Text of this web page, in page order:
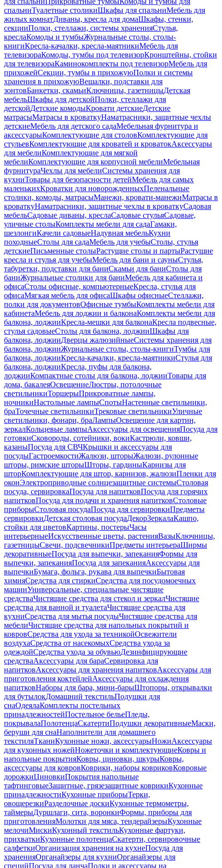
спальниТуалетные столикиШкафы для спальниМебель для
жилых комнатДиваны, кресла для домаШкафы, стенки,
секцииПолки, стеллажи, системы храненияСтулья,
креслаКомоды и тумбыЖурнальные столы, столы-
книгиКресла-качалки, кресла-маятникиМебель для
телевизораКомоды, тумбы под телевизорКронштейны, стойки
для телевизораКаминокомплекты под телевизорМебель для
прихожейСекции, тумбы в прихожуюПолки и системы
хранения в прихожуюВешалки, подставки для
зонтовБанкетки, скамьиКлючницы, газетницыДетская
мебельШкафы для детскойПолки, стеллажи для
детскойДетские комодыКровати детскиеДетские
матрасыМатрасы в кроваткуНаматрасники, защитные чехлы
детскиеМебель для детского садаМебельная фурнитура и
аксессуарыКомплектующие для столовКомплектующие для
стульевКомплектующие для кроватей и кроватокАксессуары
для мебелиКомплектующие для мягкой
мебелиКомплектующие для корпусной мебелиМебельная
фурнитураЧехлы для мебелиСистемы хранения для
кухниТовары для безопасности детейМебель для самых
маленькихКроватки для новорожденныхПеленальные
столики, комоды, матрасыМанежи, кровати-манежиМатрасы в
кроваткуНаматрасники, защитные чехлы в кроваткуСадовая
мебельСадовые диваны, креслаСадовые стульяСадовые,
уличные столыКомплекты мебели для садаГамаки,
шезлонгиКачели садовыеНадувная мебельКухни
походныеСтолы для садаМебель для учебыСтолы, стулья
детскиеПисьменные столыРастущие столы и партыРастущие
кресла и стулья для учебыМебель для бани и сауныСтулья,
табуретки, подставки для баниСкамьи для баниСтолы для
баниЖурнальные столики для баниМебель для кабинета и
офисаСтолы офисные, компьютерныеКресла, стулья для
офисаМягкая мебель для офисаШкафы офисныеСтеллажи,
полки для документовОфисные тумбыКомплекты мебели для
кабинетаМебель для лоджии и балконаКомплекты мебели для
балкона, лоджииКресла-мешки для балконаКресла подвесные,
стулья садовыеСтолы для балкона, лоджииШкафы для
балкона, лоджииДверцы жалюзийныеСистемы хранения для
балкона, лоджииЖурнальные столы, столы-книгиТумбы для
балкона, лоджииКресла-качалки, кресла-маятникиСтулья для
балкона, лоджииКресла, пуфы для балкона,
лоджииКомпактные столы для балкона, лоджииТовары для
дома, бакалеяОсвещениеЛюстры, потолочные
светильникиТоршерыПрикроватные лампы,
ночникиНастольные лампыСпотыНастенные светильники,
браТочечные светильникиТрековые светильникиУличные
светильники, фонари, браЛампыОсвещение для картин,
зеркалКольцевые лампыАксессуары для освещенияПосуда для
готовкиСковороды, сотейники, вокиКастрюли, ковши,
казаныПосуда для СВЧКрышки и аксессуары для
посудыГастроемкостиЖалюзи, шторыЖалюзи, рулонные
шторы, римские шторыШторы, гардиныКарнизы для
шторКомплектующие для штор, карнизов, жалюзиПленки для
оконЭлектроприводные солнцезащитные системыСтоловая
посуда, сервировкаПосуда для напитковПосуда для горячих
напитковПосуда для подачи и хранения напитковСтоловые
приборыСтоловая посудаПосуда для сервировкиПредметы
сервировкиДетская столовая посудаДекорЗеркалаКашпо,
стойки для цветовКартины, постерыЧасы
интерьерныеИскусственные цветы, растенияВазыКлючницы,
газетницыСвечи, подсвечникиПредметы интерьераШирмы
декоративныеПосуда для выпечки, запеканияФормы для
выпечки, запеканияПосуда для запеканияАксессуары для
выпечкиБумага, фольга, рукава для выпечкиБытовая
химияСредства для стиркиСредства для посудомоечных
машинУниверсальные, специальные чистящие
средстваЧистящие средства для стекол и зеркалЧистящие
средства для ванной и туалетаЧистящие средства для
кухниСредства для мытья посудыЧистящие средства для
мебелиЧистящие средства для напольных покрытий и
ковровСредства для ухода за техникойОсвежители
воздухаСредства от насекомыхСредства ухода за
одеждойСредства ухода за обувьюДезинфицирующие
средстваАксессуары для бараСервировка для
напитковАксессуары для хранения напитковАксессуары для
приготовления коктейлейАксессуары для охлаждения
напитковНаборы для бара, мини-барыШтопоры, открывалки
для бутылокДомашний текстильПодушки для
снаОдеялаКомплекты постельных
принадлежностейПостельное бельеПледы,
покрывалаПолотенцаСкатертиПодушки декоративныеМаски,
беруши для снаНаполнители для домашнего
текстиляТканиКухонные ножи, аксессуарыНожиАксессуары
для кухонных ножейНожеточки и комплектующиеКовры и
напольные покрытияКовры, циновки, шкурыКовры,
аксессуары для ковровКоврики, наборы ковриковКовровые
дорожкиЦиновкиПокрытия напольные
тафтинговыеЗащитные, грязезащитные коврикиКухонные
принадлежностиКухонные приборыТерки,
овощерезкиРазделочные доскиКухонные термометры,
таймерыДуршлаги, сита, воронкиФормы, приборы для
приготовленияМолотки для мяса, тендерайзерыКухонные
мелочиМискиКухонный текстильКухонные фартуки,
прихваткиКухонные полотенцаСкатерти, сервировочные
салфеткиОрганизация хранения на кухнеПосуда для
храненияОрганайзеры для кухниОрганайзеры для
специйПосуда для ланчаПолки и аксессуары на